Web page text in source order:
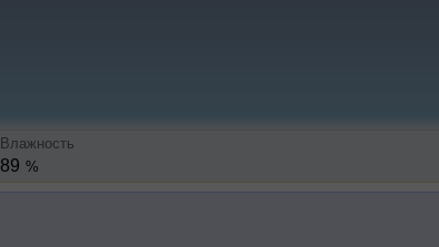
Влажность
89 %